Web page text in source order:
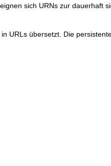
sich URNs zur dauerhaft
URLs übersetzt. Die